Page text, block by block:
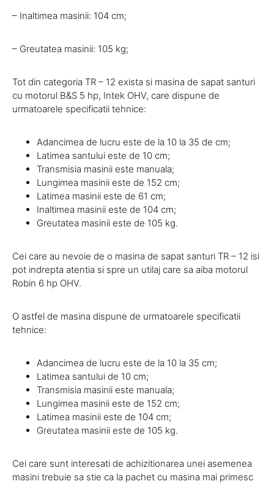
– Inaltimea masinii: 104 cm;
– Greutatea masinii: 105 kg;
Tot din categoria TR – 12 exista si masina de sapat santuri
cu motorul B&S 5 hp, Intek OHV, care dispune de
urmatoarele specificatii tehnice:
Adancimea de lucru este de la 10 la 35 de cm;
Latimea santului este de 10 cm;
Transmisia masinii este manuala;
Lungimea masinii este de 152 cm;
Latimea masinii este de 61 cm;
Inaltimea masinii este de 104 cm;
Greutatea masinii este de 105 kg.
Cei care au nevoie de o masina de sapat santuri TR – 12 isi
pot indrepta atentia si spre un utilaj care sa aiba motorul
Robin 6 hp OHV.
O astfel de masina dispune de urmatoarele specificatii
tehnice:
Adancimea de lucru este de la 10 la 35 cm;
Latimea santului de 10 cm;
Transmisia masinii este manuala;
Lungimea masinii este de 152 cm;
Latimea masinii este de 104 cm;
Greutatea masinii este de 105 kg.
Cei care sunt interesati de achizitionarea unei asemenea
masini trebuie sa stie ca la pachet cu masina mai primesc